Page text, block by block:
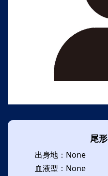
尾
出身地：None
血液型：None